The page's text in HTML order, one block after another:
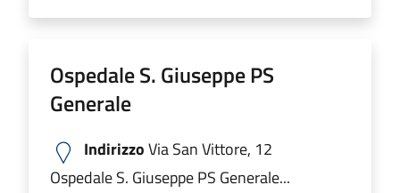
Ospedale S. Giuseppe PS
Generale
IndirizzoVia San Vittore, 12
Ospedale S. Giuseppe PS Generale...